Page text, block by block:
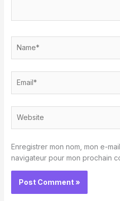
Enregistrer mon nom, mon e-
navigateur pour mon prochain